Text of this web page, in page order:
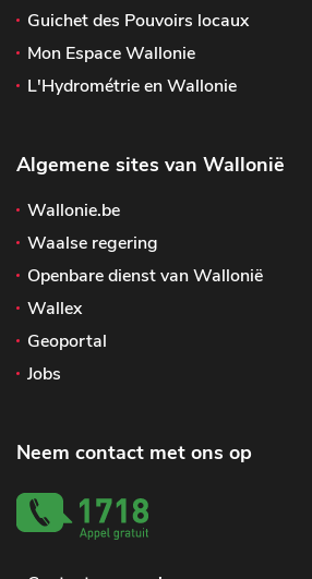
Guichet des Pouvoirs locaux
Mon Espace Wallonie
L'Hydrométrie en Wallonie
Algemene sites van Wallonië
Wallonie.be
Waalse regering
Openbare dienst van Wallonië
Wallex
Geoportal
Jobs
Neem contact met ons op